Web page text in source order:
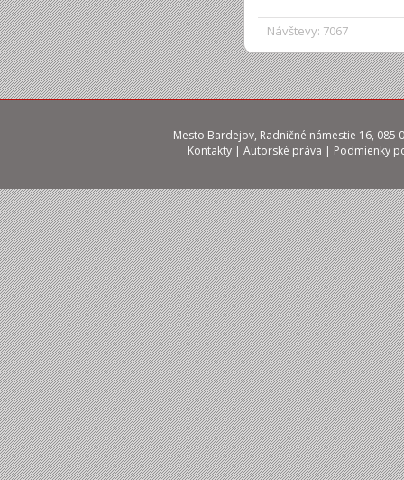
Návštevy: 7067
Mesto Bardejov, Radničné námestie 16, 085
Kontakty | Autorské práva | Podmienky